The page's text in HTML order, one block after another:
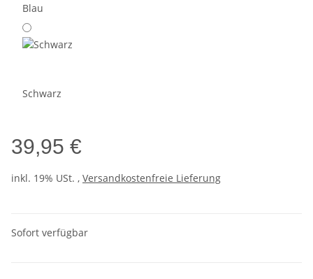
Blau
Schwarz
39,95 €
inkl. 19% USt. , Versandkostenfreie Lieferung
Sofort verfügbar